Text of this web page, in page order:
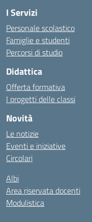
I Servizi
Personale scolastico
Famiglie e studenti
Percorsi di studio
Didattica
Offerta formativa
I progetti delle classi
Novità
Le notizie
Eventi e iniziative
Circolari
Albi
Area riservata docenti
Modulistica